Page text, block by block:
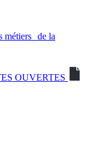
métiers de la
OUVERTES